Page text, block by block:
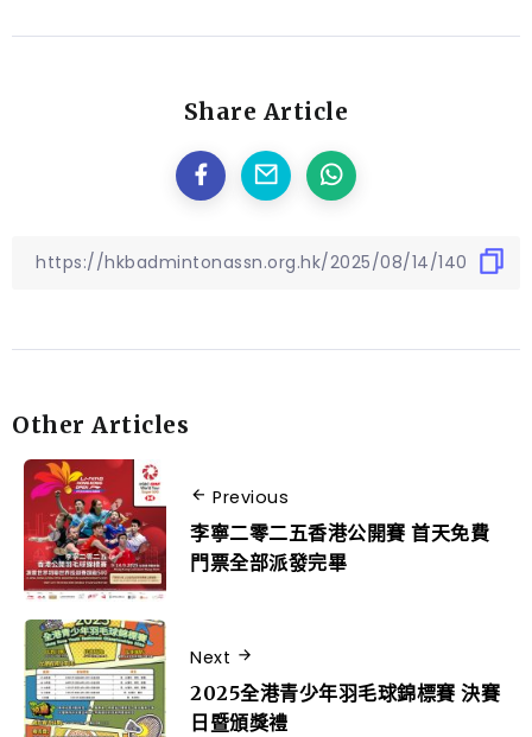
Share Article
Other Articles
Previous
李寧二零二五香港公開賽 首天免費
門票全部派發完畢
Next
2025全港青少年羽毛球錦標賽 決賽
日暨頒獎禮